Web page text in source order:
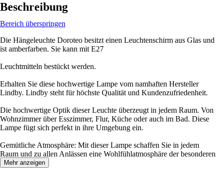
Beschreibung
Bereich überspringen
Die Hängeleuchte Doroteo besitzt einen Leuchtenschirm aus Glas und
ist amberfarben. Sie kann mit E27
Leuchtmitteln bestückt werden.
Erhalten Sie diese hochwertige Lampe vom namhaften Hersteller
Lindby. Lindby steht für höchste Qualität und Kundenzufriedenheit.
Die hochwertige Optik dieser Leuchte überzeugt in jedem Raum. Von
Wohnzimmer über Esszimmer, Flur, Küche oder auch im Bad. Diese
Lampe fügt sich perfekt in ihre Umgebung ein.
Gemütliche Atmosphäre: Mit dieser Lampe schaffen Sie in jedem
Raum und zu allen Anlässen eine Wohlfühlatmosphäre der besonderen
Art.
Mehr anzeigen